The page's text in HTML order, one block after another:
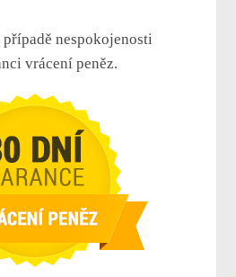
nespokojenosti
vrácení peněz.